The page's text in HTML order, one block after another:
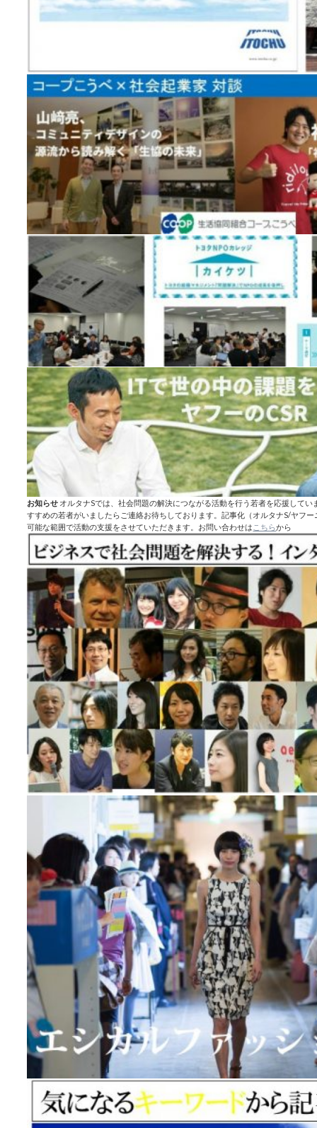
お知らせ オルタナSでは、社会問題の解決につながる活動を行う若者を応援して
すすめの若者がいましたらご連絡お待ちしております。記事化（オルタナS/ヤフ
可能な範囲で活動の支援をさせていただきます。お問い合わせは こちらから